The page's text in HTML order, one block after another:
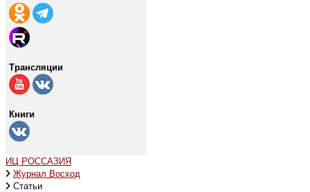
Трансляции
Книги
ИЦ РОССАЗИЯ
Журнал Восход
Статьи